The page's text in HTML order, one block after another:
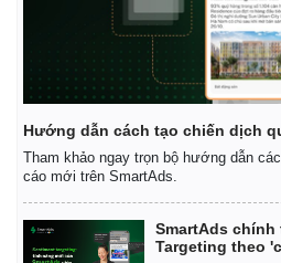
Hướng dẫn cách tạo chiến dịch
Tham khảo ngay trọn bộ hướng dẫn
cáo mới trên SmartAds.
SmartAds
Targeting theo